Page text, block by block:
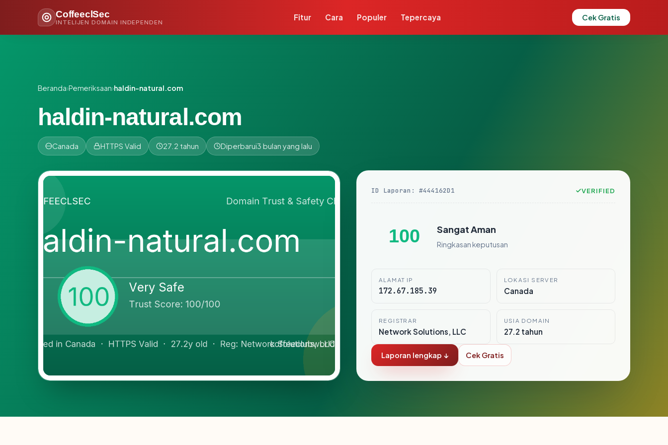
CoffeeclSec
INTELIJEN DOMAIN INDEPENDEN
Fitur Cara Populer Tepercaya Cek Gratis
Beranda›Pemeriksaan›haldin-natural.com
haldin-natural.com
Canada HTTPS Valid 27.2 tahun Diperbarui3 bulan yang lalu
ID Laporan: #444162D1 VERIFIED
100 Sangat Aman
Ringkasan keputusan
ALAMAT IP
172.67.185.39
LOKASI SERVER
Canada
REGISTRAR
Network Solutions, LLC
USIA DOMAIN
27.2 tahun
Laporan lengkap ↓ Cek Gratis